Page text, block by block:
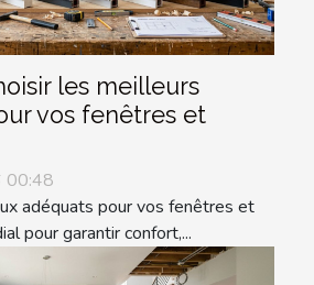
les meilleurs
vos fenêtres et
00:48
adéquats pour vos fenêtres et
pour garantir confort,...